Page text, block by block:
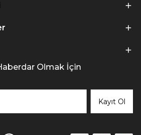
Olmak İçin
Kayıt Ol